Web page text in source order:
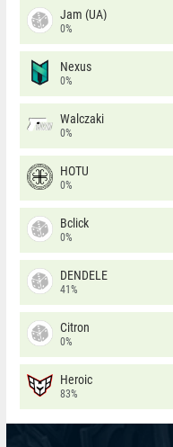
Jam (UA)
0%
Nexus
0%
Walczaki
0%
HOTU
0%
Bclick
0%
DENDELE
41%
Citron
0%
Heroic
83%